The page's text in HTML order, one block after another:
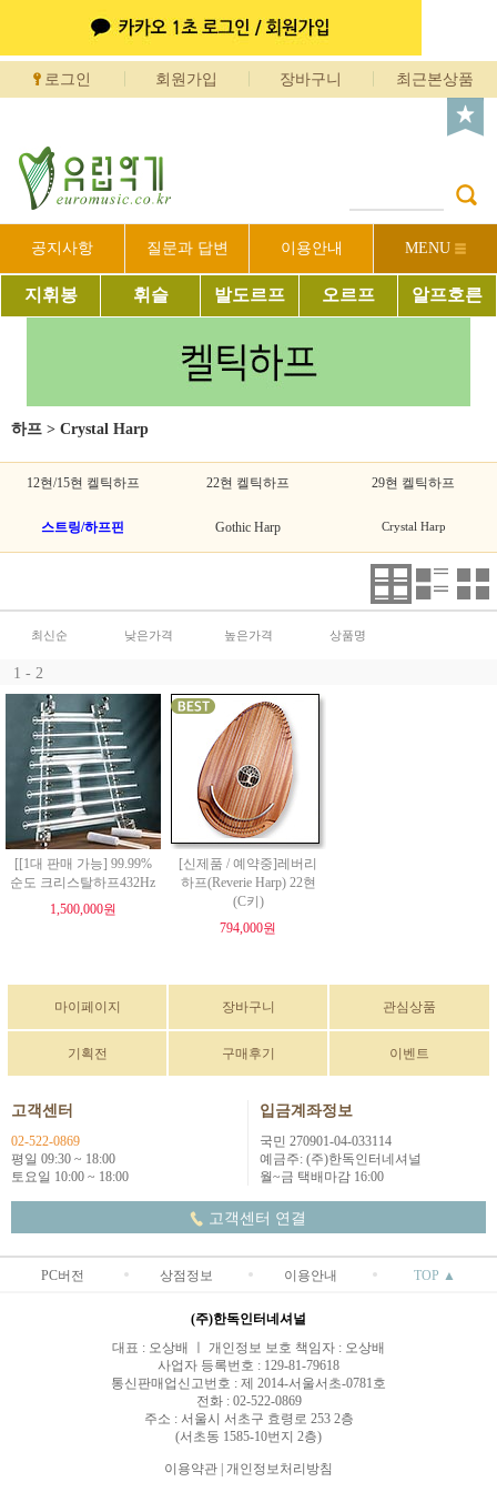
로그인 회원가입 장바구니 최근본상품
공지사항 질문과 답변 이용안내 MENU
지휘봉 휘슬 발도르프 오르프 알프호른
하프 > Crystal Harp
12현/15현 켈틱하프 22현 켈틱하프 29현 켈틱하프
스트링/하프핀 Gothic Harp Crystal Harp
최신순 낮은가격 높은가격 상품명
1 - 2
[[1대 판매 가능] 99.99%
순도 크리스탈하프432Hz
1,500,000원
[신제품 / 예약중]레버리
하프(Reverie Harp) 22현
(C키)
794,000원
마이페이지 장바구니 관심상품
기획전 구매후기 이벤트
고객센터
02-522-0869
평일 09:30 ~ 18:00
토요일 10:00 ~ 18:00
입금계좌정보
국민 270901-04-033114
예금주: (주)한독인터네셔널
월~금 택배마감 16:00
고객센터 연결
PC버전 상점정보 이용안내 TOP ▲
(주)한독인터네셔널
대표 : 오상배 ㅣ 개인정보 보호 책임자 : 오상배
사업자 등록번호 : 129-81-79618
통신판매업신고번호 : 제 2014-서울서초-0781호
전화 : 02-522-0869
주소 : 서울시 서초구 효령로 253 2층
(서초동 1585-10번지 2층)
이용약관 개인정보처리방침